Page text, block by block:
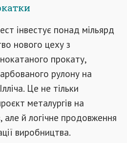
інвестує понад мільярд
нового цеху з
прокату,
рулону на
Це не тільки
металургів на
але й логічне продовження
виробництва.